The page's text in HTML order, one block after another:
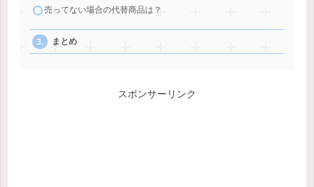
売ってない場合の代替商品は？
まとめ
スポンサーリンク